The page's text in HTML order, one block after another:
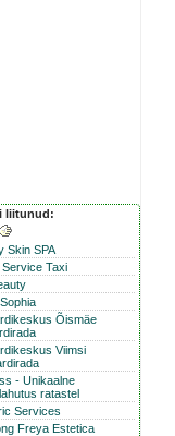
liitunud:
Skin SPA
Taxi
Õismäe
Viimsi
- Unikaalne
ratastel
Services
Freya Estetica